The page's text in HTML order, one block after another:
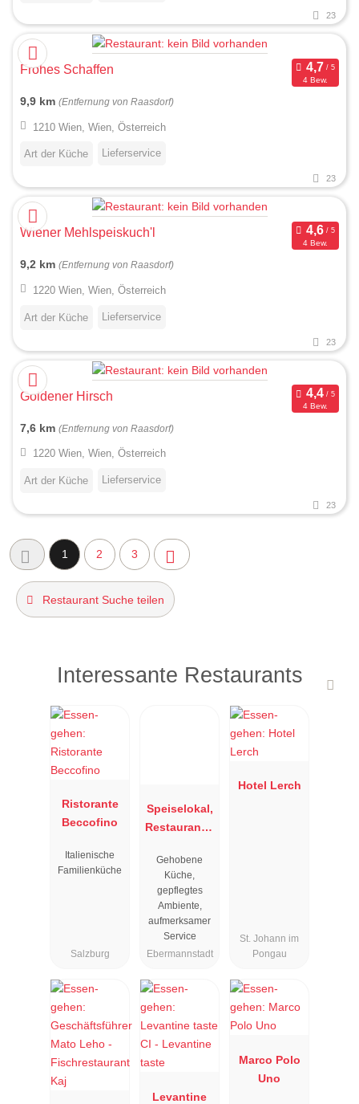
23
Frohes Schaffen
4 Bew.
9,9 km (Entfernung von Raasdorf)
1210 Wien, Wien, Österreich
Art der Küche Lieferservice
23
Wiener Mehlspeiskuch'l
4 Bew.
9,2 km (Entfernung von Raasdorf)
1220 Wien, Wien, Österreich
Art der Küche Lieferservice
23
Goldener Hirsch
4 Bew.
7,6 km (Entfernung von Raasdorf)
1220 Wien, Wien, Österreich
Art der Küche Lieferservice
23
1 2 3
Restaurant Suche teilen
Interessante Restaurants
Ristorante
Beccofino
Italienische
Familienküche
Salzburg
Speiselokal,
Restaurant "
"
Gehobene
Küche,
gepflegtes
Ambiente,
aufmerksamer
Service
Ebermannstadt
Hotel Lerch
St. Johann im
Pongau
Levantine
Marco Polo
Uno